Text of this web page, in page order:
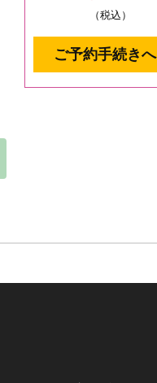
（税込）
ご予約手続きへ